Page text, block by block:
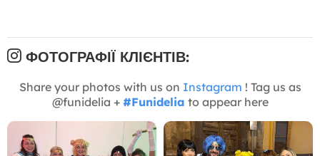
ФОТОГРАФІЇ КЛІЄНТІВ:
Share your photos with us on Instagram ! Tag us as
@funidelia + #Funidelia to appear here